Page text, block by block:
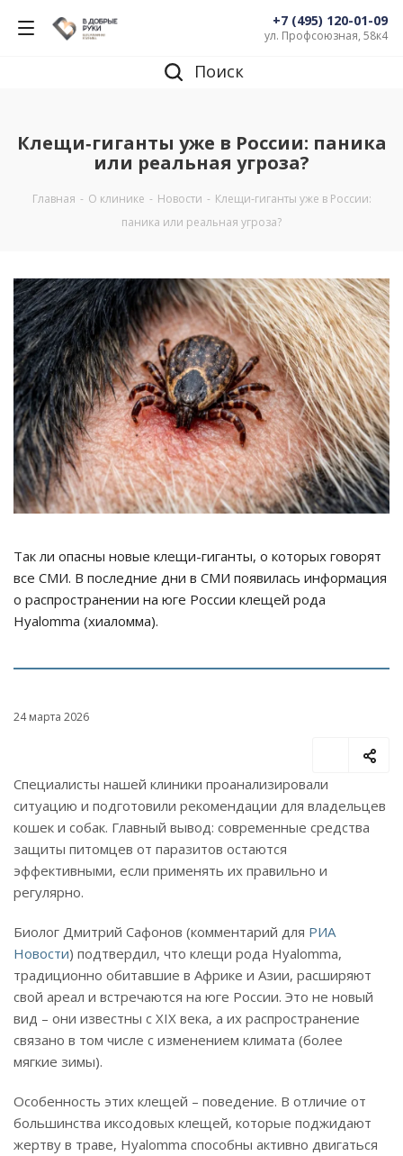
+7 (495) 120-01-09
ул. Профсоюзная, 58к4
Поиск
Клещи‑гиганты уже в России: паника
или реальная угроза?
Главная - О клинике - Новости - Клещи‑гиганты уже в России:
паника или реальная угроза?
Так ли опасны новые клещи-гиганты, о которых говорят
все СМИ. В последние дни в СМИ появилась информация
о распространении на юге России клещей рода
Hyalomma (хиаломма).
24 марта 2026
Специалисты нашей клиники проанализировали
ситуацию и подготовили рекомендации для владельцев
кошек и собак. Главный вывод: современные средства
защиты питомцев от паразитов остаются
эффективными, если применять их правильно и
регулярно.
Биолог Дмитрий Сафонов (комментарий для РИА
Новости) подтвердил, что клещи рода Hyalomma,
традиционно обитавшие в Африке и Азии, расширяют
свой ареал и встречаются на юге России. Это не новый
вид – они известны с XIX века, а их распространение
связано в том числе с изменением климата (более
мягкие зимы).
Особенность этих клещей – поведение. В отличие от
большинства иксодовых клещей, которые поджидают
жертву в траве, Hyalomma способны активно двигаться